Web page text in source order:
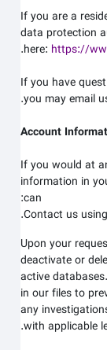
If you are a
data
here:https://
.
If you have
you may
.
Account
If you would
information in
can:
Contact us
Upon your
deactivate or
active
in our files to
any
with